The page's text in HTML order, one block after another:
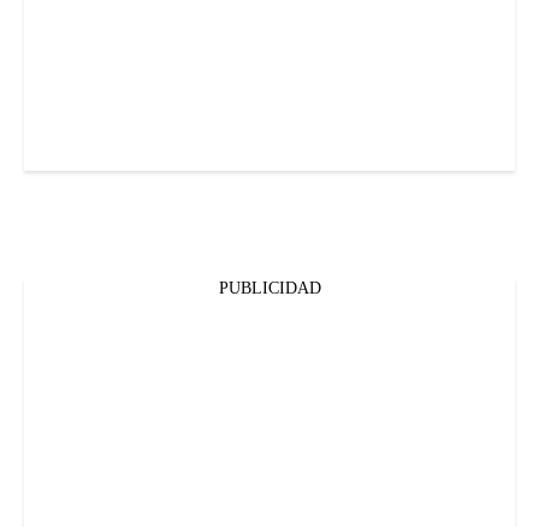
PUBLICIDAD